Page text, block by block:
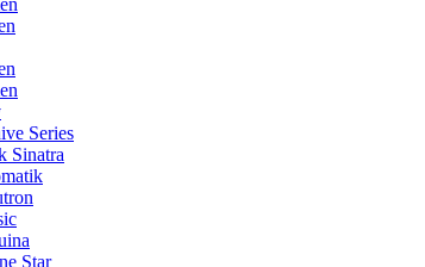
Series
Sinatra
Star